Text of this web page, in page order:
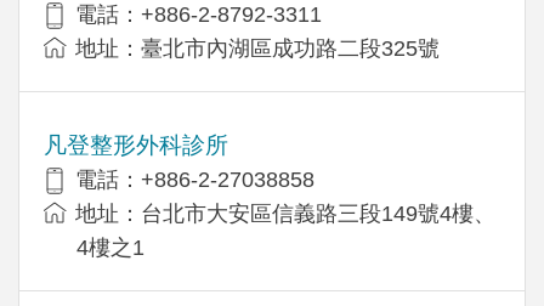
電話：+886-2-8792-3311
地址：臺北市內湖區成功路二段325號
凡登整形外科診所
電話：+886-2-27038858
地址：台北市大安區信義路三段149號4樓、
4樓之1